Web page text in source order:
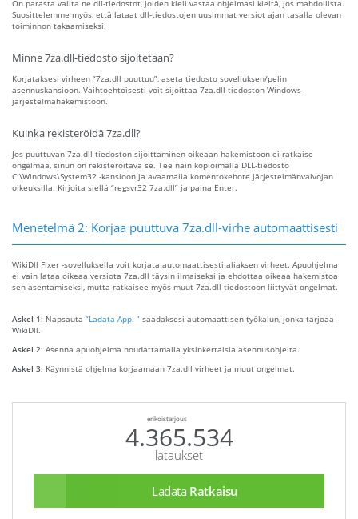
On parasta valita ne dll-tiedostot, joiden kieli vastaa ohjelmasi kieltä, jos mahdollista.
Suosittelemme myös, että lataat dll-tiedostojen uusimmat versiot ajan tasalla olevan
toiminnon takaamiseksi.
Minne 7za.dll-tiedosto sijoitetaan?
Korjataksesi virheen “7za.dll puuttuu”, aseta tiedosto sovelluksen/pelin
asennuskansioon. Vaihtoehtoisesti voit sijoittaa 7za.dll-tiedoston Windows-
järjestelmähakemistoon.
Kuinka rekisteröidä 7za.dll?
Jos puuttuvan 7za.dll-tiedoston sijoittaminen oikeaan hakemistoon ei ratkaise
ongelmaa, sinun on rekisteröitävä se. Tee näin kopioimalla DLL-tiedosto
C:\Windows\System32 -kansioon ja avaamalla komentokehote järjestelmänvalvojan
oikeuksilla. Kirjoita siellä “regsvr32 7za.dll” ja paina Enter.
Menetelmä 2: Korjaa puuttuva 7za.dll-virhe automaattisesti
WikiDll Fixer -sovelluksella voit korjata automaattisesti aliaksen virheet. Apuohjelma
ei vain lataa oikeaa versiota 7za.dll täysin ilmaiseksi ja ehdottaa oikeaa hakemistoa
sen asentamiseksi, mutta ratkaisee myös muut 7za.dll-tiedostoon liittyvät ongelmat.
Askel 1: Napsauta “Ladata App. ” saadaksesi automaattisen työkalun, jonka tarjoaa
WikiDll.
Askel 2: Asenna apuohjelma noudattamalla yksinkertaisia ​​asennusohjeita.
Askel 3: Käynnistä ohjelma korjaamaan 7za.dll virheet ja muut ongelmat.
erikoistarjous
4.365.534
lataukset
Ladata Ratkaisu